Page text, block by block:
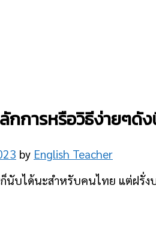
การหรือวิธีง่ายๆดัง
by English Teacher
นับได้นะสำหรับคนไทย แต่ฝรั่